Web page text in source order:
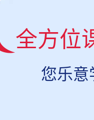
全方位
您乐意